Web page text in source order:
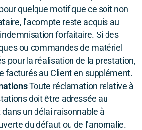
quelque motif que ce soit non
l’acompte reste acquis au
forfaitaire. Si des
ou commandes de matériel
pour la réalisation de la prestation,
facturés au Client en supplément.
Toute réclamation relative à
doit être adressée au
un délai raisonnable à
du défaut ou de l’anomalie.